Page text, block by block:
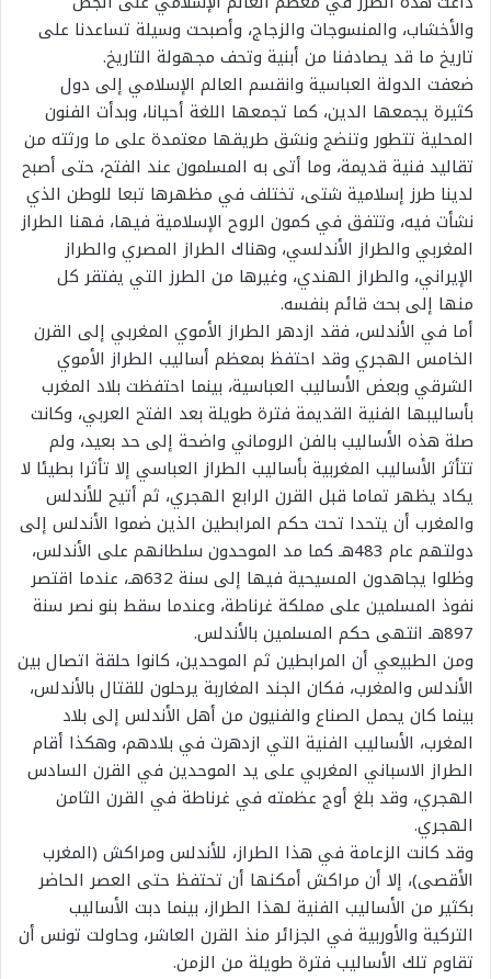
والأخشاب، والمنسوجات والزجاج، وأصبحت وسيلة تساعدنا على
تاريخ ما قد يصادفنا من أبنية وتحف مجهولة التاريخ.
ضعفت الدولة العباسية وانقسم العالم الإسلامي إلى دول
كثيرة يجمعها الدين، كما تجمعها اللغة أحيانا، وبدأت الفنون
المحلية تتطور وتنضج ونشق طريقها معتمدة على ما ورثته من
تقاليد فنية قديمة، وما أتى به المسلمون عند الفتح، حتى أصبح
لدينا طرز إسلامية شتى، تختلف في مظهرها تبعا للوطن الذي
نشأت فيه، وتتفق في كمون الروح الإسلامية فيها، فهنا الطراز
المغربي والطراز الأندلسي، وهناك الطراز المصري والطراز
الإيراني، والطراز الهندي، وغيرها من الطرز التي يفتقر كل
منها إلى بحث قائم بنفسه.
أما في الأندلس، فقد ازدهر الطراز الأموي المغربي إلى القرن
الخامس الهجري وقد احتفظ بمعظم أساليب الطراز الأموي
الشرقي وبعض الأساليب العباسية، بينما احتفظت بلاد المغرب
بأساليبها الفنية القديمة فترة طويلة بعد الفتح العربي، وكانت
صلة هذه الأساليب بالفن الروماني واضحة إلى حد بعيد، ولم
تتأثر الأساليب المغربية بأساليب الطراز العباسي إلا تأثرا بطيئا لا
يكاد يظهر تماما قبل القرن الرابع الهجري، ثم أتيح للأندلس
والمغرب أن يتحدا تحت حكم المرابطين الذين ضموا الأندلس إلى
دولتهم عام 483هـ كما مد الموحدون سلطانهم على الأندلس،
وظلوا يجاهدون المسيحية فيها إلى سنة 632هـ، عندما اقتصر
نفوذ المسلمين على مملكة غرناطة، وعندما سقط بنو نصر سنة
897هـ انتهى حكم المسلمين بالأندلس.
ومن الطبيعي أن المرابطين ثم الموحدين، كانوا حلقة اتصال بين
الأندلس والمغرب، فكان الجند المغاربة يرحلون للقتال بالأندلس،
بينما كان يحمل الصناع والفنيون من أهل الأندلس إلى بلاد
المغرب، الأساليب الفنية التي ازدهرت في بلادهم، وهكذا أقام
الطراز الاسباني المغربي على يد الموحدين في القرن السادس
الهجري، وقد بلغ أوج عظمته في غرناطة في القرن الثامن
الهجري.
وقد كانت الزعامة في هذا الطراز، للأندلس ومراكش (المغرب
الأقصى)، إلا أن مراكش أمكنها أن تحتفظ حتى العصر الحاضر
بكثير من الأساليب الفنية لهذا الطراز، بينما دبت الأساليب
التركية والأوربية في الجزائر منذ القرن العاشر، وحاولت تونس أن
تقاوم تلك الأساليب فترة طويلة من الزمن.